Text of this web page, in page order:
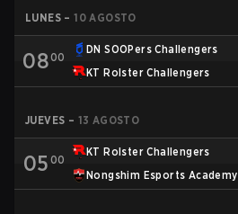
LUNES – 10 AGOSTO
0800
DN SOOPers Challengers
KT Rolster Challengers
JUEVES – 13 AGOSTO
05 00
KT Rolster Challengers
Nongshim Esports Academy